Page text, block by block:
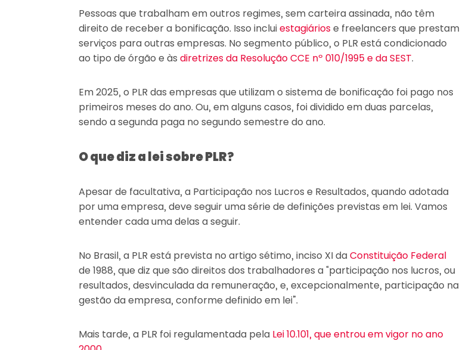
Pessoas que trabalham em outros regimes, sem carteira assinada, não têm
direito de receber a bonificação. Isso incluiestagiáriose freelancers que prestam
serviços para outras empresas. No segmento público, o PLR está condicionado
ao tipo de órgão e às diretrizes da Resolução CCE nº 010/1995 e da SEST.
Em 2025, o PLR das empresas que utilizam o sistema de bonificação foi pago nos
primeiros meses do ano. Ou, em alguns casos, foi dividido em duas parcelas,
sendo a segunda paga no segundo semestre do ano.
O que diz a lei sobre PLR?
Apesar de facultativa, a Participação nos Lucros e Resultados, quando adotada
por uma empresa, deve seguir uma série de definições previstas em lei. Vamos
entender cada uma delas a seguir.
No Brasil, a PLR está prevista no artigo sétimo, inciso XI daConstituição Federal
de 1988, que diz que são direitos dos trabalhadores a “participação nos lucros, ou
resultados, desvinculada da remuneração, e, excepcionalmente, participação na
gestão da empresa, conforme definido em lei”.
Mais tarde, a PLR foi regulamentada pela Lei 10.101, que entrou em vigor no ano